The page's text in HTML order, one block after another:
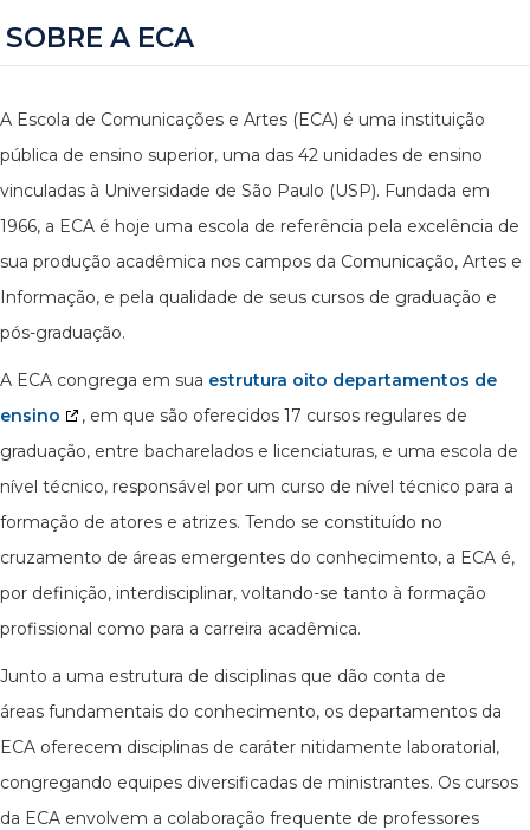
SOBRE A ECA
A Escola de Comunicações e Artes (ECA) é uma instituição
pública de ensino superior, uma das 42 unidades de ensino
vinculadas à Universidade de São Paulo (USP). Fundada em
1966, a ECA é hoje uma escola de referência pela excelência de
sua produção acadêmica nos campos da Comunicação, Artes e
Informação, e pela qualidade de seus cursos de graduação e
pós-graduação.
A ECA congrega em sua estrutura oito departamentos de
ensino
, em que são oferecidos 17 cursos regulares de
graduação, entre bacharelados e licenciaturas, e uma escola de
nível técnico, responsável por um curso de nível técnico para a
formação de atores e atrizes. Tendo se constituído no
cruzamento de áreas emergentes do conhecimento, a ECA é,
por definição, interdisciplinar, voltando-se tanto à formação
profissional como para a carreira acadêmica.
Junto a uma estrutura de disciplinas que dão conta de
áreas fundamentais do conhecimento, os departamentos da
ECA oferecem disciplinas de caráter nitidamente laboratorial,
congregando equipes diversificadas de ministrantes. Os cursos
da ECA envolvem a colaboração frequente de professores